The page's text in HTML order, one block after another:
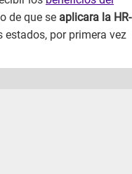
de que se aplicara la HR-
estados, por primera vez